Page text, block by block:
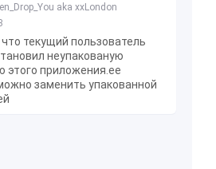
aka xxLondon
текущий пользователь
неупакованую
этого приложения.ее
заменить упакованной